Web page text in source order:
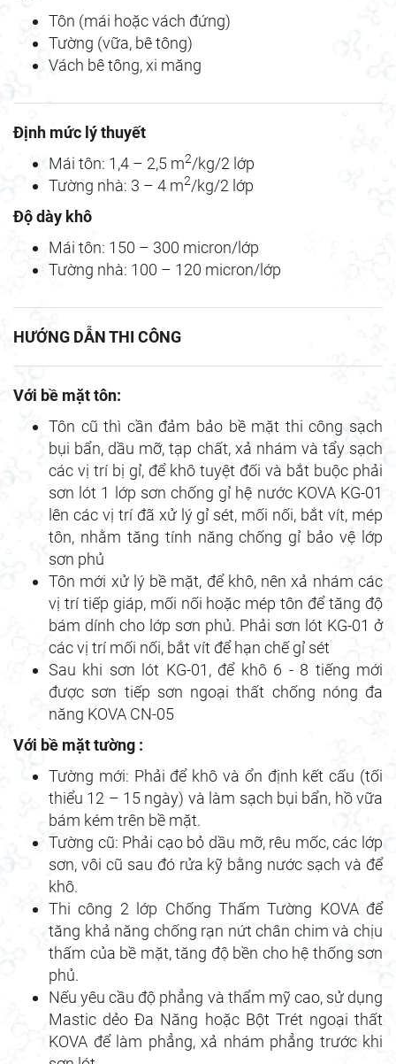
Tôn (mái hoặc vách đứng)
Tường (vữa, bê tông)
Vách bê tông, xi măng
Định mức lý thuyết
Mái tôn: 1,4 – 2,5 m2/kg/2 lớp
Tường nhà: 3 – 4 m2/kg/2 lớp
Độ dày khô
Mái tôn: 150 – 300 micron/lớp
Tường nhà: 100 – 120 micron/lớp
HƯỚNG DẪN THI CÔNG
Với bề mặt tôn:
Tôn cũ thì cần đảm bảo bề mặt thi công sạch
bụi bẩn, dầu mỡ, tạp chất, xả nhám và tẩy sạch
các vị trí bị gỉ, để khô tuyệt đối và bắt buộc phải
sơn lót 1 lớp sơn chống gỉ hệ nước KOVA KG-01
lên các vị trí đã xử lý gỉ sét, mối nối, bắt vít, mép
tôn, nhằm tăng tính năng chống gỉ bảo vệ lớp
sơn phủ
Tôn mới xử lý bề mặt, để khô, nên xả nhám các
vị trí tiếp giáp, mối nối hoặc mép tôn để tăng độ
bám dính cho lớp sơn phủ. Phải sơn lót KG-01 ở
các vị trí mối nối, bắt vít để hạn chế gỉ sét
Sau khi sơn lót KG-01, để khô 6 - 8 tiếng mới
được sơn tiếp sơn ngoại thất chống nóng đa
năng KOVA CN-05
Với bề mặttường :
Tường mới: Phải để khô và ổn định kết cấu (tối
thiểu 12 – 15 ngày) và làm sạch bụi bẩn, hồ vữa
bám kém trên bề mặt.
Tường cũ: Phải cạo bỏ dầu mỡ, rêu mốc, các lớp
sơn, vôi cũ sau đó rửa kỹ bằng nước sạch và để
khô.
Thi công 2 lớp Chống Thấm Tường KOVA để
tăng khả năng chống rạn nứt chân chim và chịu
thấm của bề mặt, tăng độ bền cho hệ thống sơn
phủ.
Nếu yêu cầu độ phẳng và thẩm mỹ cao, sử dụng
Mastic dẻo Đa Năng hoặc Bột Trét ngoại thất
KOVA để làm phẳng, xả nhám phẳng trước khi